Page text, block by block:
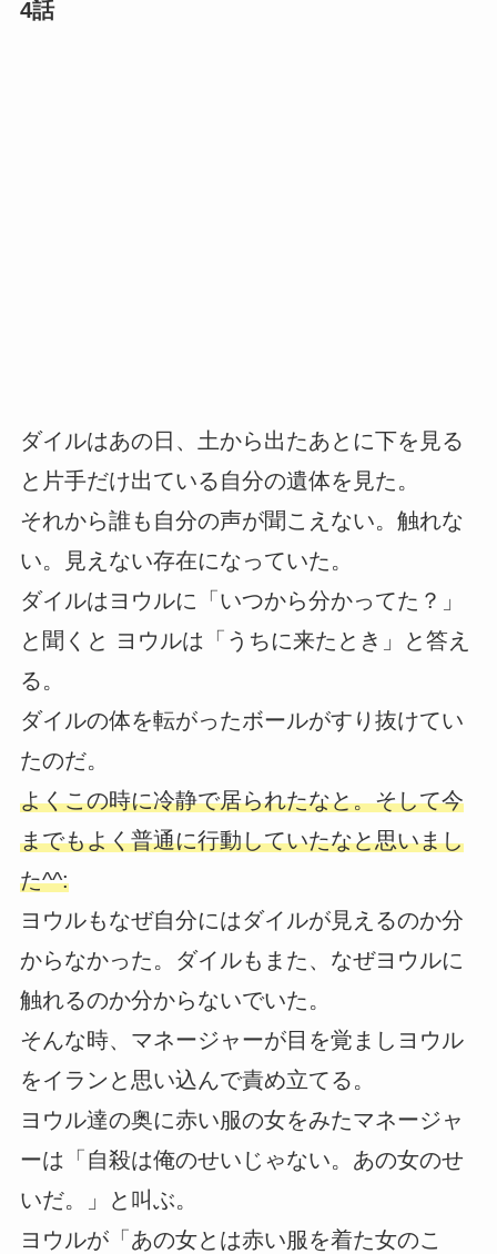
4話
ダイルはあの日、土から出たあとに下を見る
と片手だけ出ている自分の遺体を見た。
それから誰も自分の声が聞こえない。触れな
い。見えない存在になっていた。
ダイルはヨウルに「いつから分かってた？」
と聞くと ヨウルは「うちに来たとき」と答え
る。
ダイルの体を転がったボールがすり抜けてい
たのだ。
よくこの時に冷静で居られたなと。そして今
までもよく普通に行動していたなと思いまし
た^^:
ヨウルもなぜ自分にはダイルが見えるのか分
からなかった。ダイルもまた、なぜヨウルに
触れるのか分からないでいた。
そんな時、マネージャーが目を覚ましヨウル
をイランと思い込んで責め立てる。
ヨウル達の奥に赤い服の女をみたマネージャ
ーは「自殺は俺のせいじゃない。あの女のせ
いだ。」と叫ぶ。
ヨウルが「あの女とは赤い服を着た女のこ